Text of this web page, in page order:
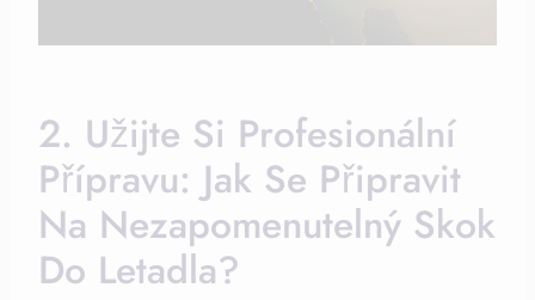
2. Užijte Si Profesionální
Přípravu: Jak Se Připravit
Na Nezapomenutelný Skok
Do Letadla?